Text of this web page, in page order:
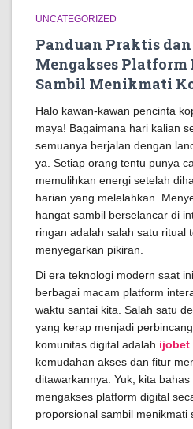
UNCATEGORIZED
Panduan Praktis
Mengakses
Sambil Menikmati
Halo kawan-kawan pencinta
maya! Bagaimana hari kalian
semuanya berjalan dengan
ya. Setiap orang tentu punya
memulihkan energi setelah
harian yang melelahkan.
hangat sambil berselancar di
ringan adalah salah satu ritual
menyegarkan pikiran.
Di era teknologi modern saat
berbagai macam platform
waktu santai kita. Salah satu
yang kerap menjadi
komunitas digital adalah ijobet
kemudahan akses dan fitur
ditawarkannya. Yuk, kita
mengakses platform digital
proporsional sambil menikmati